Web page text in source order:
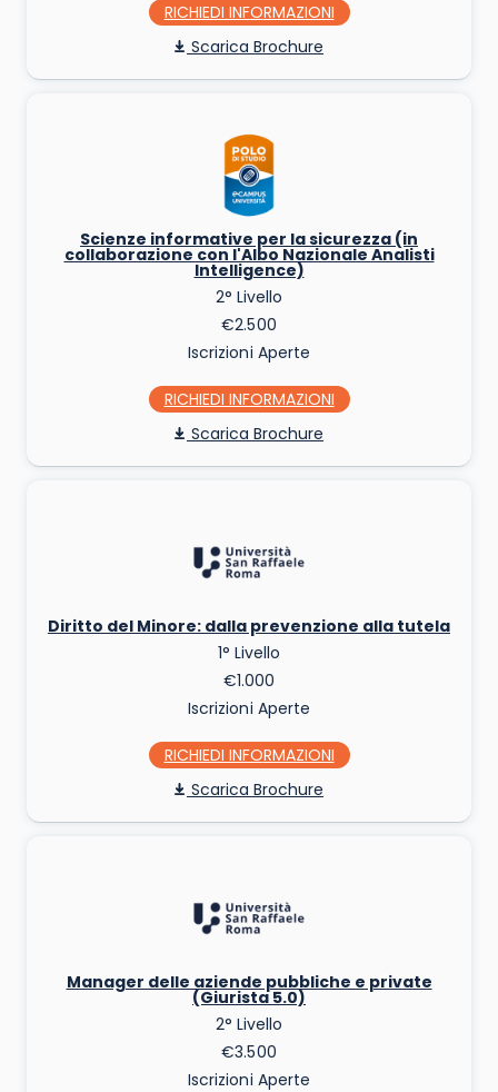
RICHIEDI INFO
Scarica Brochure
Scienze informative per la sicurezza (in
collaborazione con l'Albo Nazionale Analisti
Intelligence)
2° Livello
€2.500
Iscrizioni Aperte
RICHIEDI INFO
Scarica Brochure
Diritto del Minore: dalla prevenzione alla tutela
1° Livello
€1.000
Iscrizioni Aperte
RICHIEDI INFO
Scarica Brochure
Manager delle aziende pubbliche e private
(Giurista 5.0)
2° Livello
€3.500
Iscrizioni Aperte